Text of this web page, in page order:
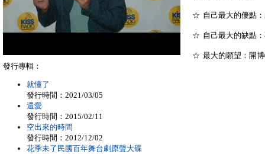
☆ 自己最大的優點
☆ 自己最大的缺點
☆ 最大的願望：開
發行專輯：
就懂了
發行時間：2021/03/05
還愛
發行時間：2015/02/11
空出來的時間
發行時間：2012/12/02
花季未了民國百年舞台劇原聲大碟